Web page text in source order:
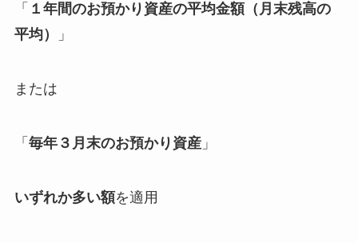
「 １年間のお預かり資産の平均金額（月末残高の
平均）
」
または
「 毎年３月末のお預かり資産」
いずれか多い額を適用